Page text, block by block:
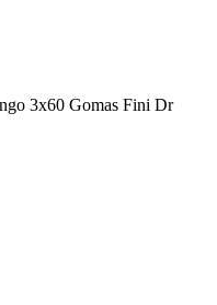
3x60 Gomas Fini Dr